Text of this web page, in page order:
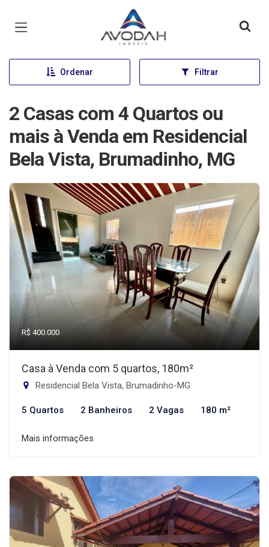
Página inicial
Ordenar Filtrar
2 Casas com 4 Quartos ou
mais à Venda em Residencial
Bela Vista, Brumadinho, MG
R$ 400.000
Casa à Venda com 5 quartos, 180m²
Residencial Bela Vista, Brumadinho-MG
5 Quartos 2 Banheiros 2 Vagas 180 m²
Mais informações